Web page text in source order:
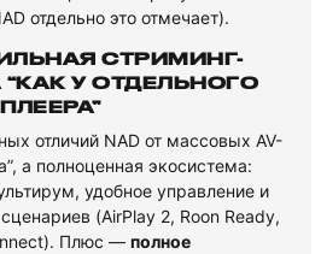
отдельно это отмечает).
СТРИМИНГ-
У ОТДЕЛЬНОГО
ПЛЕЕРА”
отличий NAD от массовых AV-
а полноценная экосистема:
удобное управление и
(AirPlay 2, Roon Ready,
Плюс — полное